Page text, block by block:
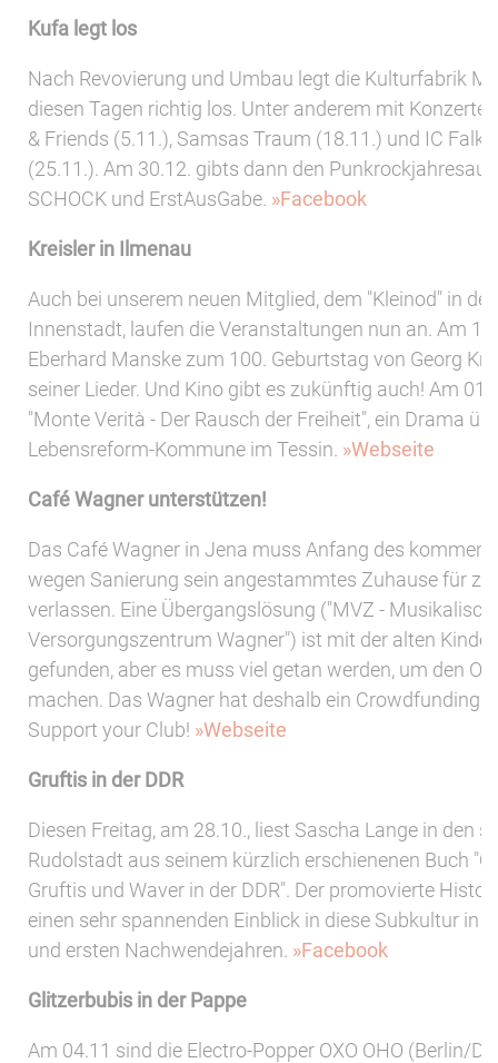
Kufa legt los
Nach Revovierung und Umbau legt die Kulturfabrik
diesen Tagen richtig los. Unter anderem mit
& Friends (5.11.), Samsas Traum (18.11.) und IC
(25.11.). Am 30.12. gibts dann den
SCHOCK und ErstAusGabe. »Facebook
Kreisler in Ilmenau
Auch bei unserem neuen Mitglied, dem "Kleinod" in
Innenstadt, laufen die Veranstaltungen nun an. Am
Eberhard Manske zum 100. Geburtstag von Georg
seiner Lieder. Und Kino gibt es zukünftig auch! Am
"Monte Verità - Der Rausch der Freiheit", ein Drama
Lebensreform-Kommune im Tessin. »Webseite
Café Wagner unterstützen!
Das Café Wagner in Jena muss Anfang des
wegen Sanierung sein angestammtes Zuhause für
verlassen. Eine Übergangslösung ("MVZ -
Versorgungszentrum Wagner") ist mit der alten
gefunden, aber es muss viel getan werden, um den
machen. Das Wagner hat deshalb ein Crowdfunding
Support your Club! »Webseite
Gruftis in der DDR
Diesen Freitag, am 28.10., liest Sascha Lange in den
Rudolstadt aus seinem kürzlich erschienenen Buch
Gruftis und Waver in der DDR". Der promovierte
einen sehr spannenden Einblick in diese Subkultur in
und ersten Nachwendejahren. »Facebook
Glitzerbubis in der Pappe
Am 04.11 sind die Electro-Popper OXO OHO (Berlin/